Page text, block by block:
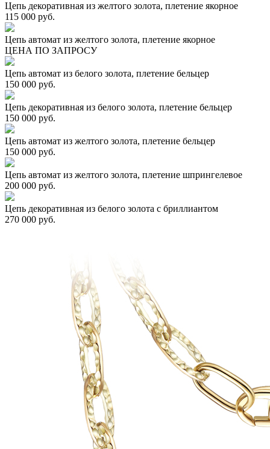
Цепь декоративная из желтого золота, плетение якорное
115 000 руб.
Цепь автомат из желтого золота, плетение якорное
ЦЕНА ПО ЗАПРОСУ
Цепь автомат из белого золота, плетение бельцер
150 000 руб.
Цепь декоративная из белого золота, плетение бельцер
150 000 руб.
Цепь автомат из желтого золота, плетение бельцер
150 000 руб.
Цепь автомат из желтого золота, плетение шпрингелевое
200 000 руб.
Цепь декоративная из белого золота с бриллиантом
270 000 руб.